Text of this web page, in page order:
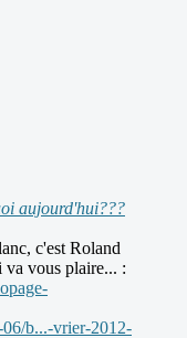
aujourd'hui???
c'est Roland
va vous plaire... :
b...-vrier-2012-